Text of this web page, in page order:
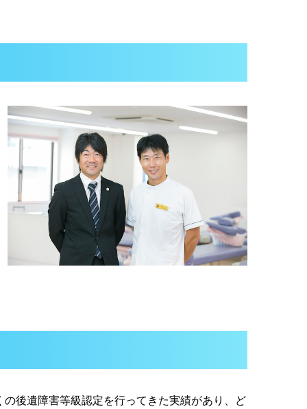
後遺障害等級認定を行ってきた実績があり、ど